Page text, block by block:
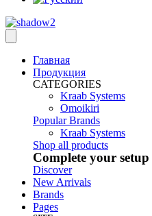
Главная
Продукция
CATEGORIES
Kraab Systems
Omoikiri
Popular Brands
Kraab Systems
Shop all products
Complete your setup
Discover
New Arrivals
Brands
Pages